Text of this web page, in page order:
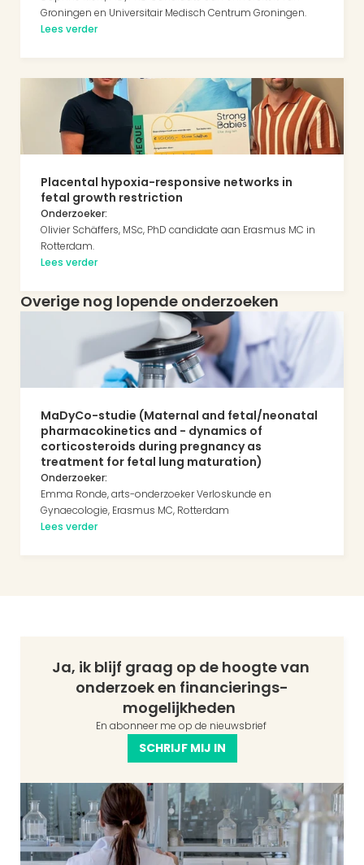
Groningen en Universitair Medisch Centrum Groningen.
Lees verder
Placental hypoxia-responsive networks in
fetal growth restriction
Onderzoeker:
Olivier Schäffers, MSc, PhD candidate aan Erasmus MC in
Rotterdam.
Lees verder
Overige nog lopende onderzoeken
MaDyCo-studie (Maternal and fetal/neonatal
pharmacokinetics and - dynamics of
corticosteroids during pregnancy as
treatment for fetal lung maturation)
Onderzoeker:
Emma Ronde, arts-onderzoeker Verloskunde en
Gynaecologie, Erasmus MC, Rotterdam
Lees verder
Ja, ik blijf graag op de hoogte van
onderzoek en financierings-
mogelijkheden
En abonneer me op de nieuwsbrief
SCHRIJF MIJ IN